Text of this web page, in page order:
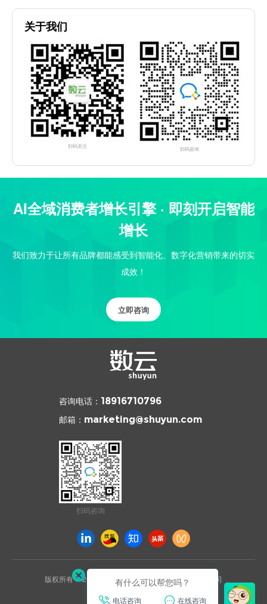
关于我们
扫码关注 扫码咨询
AI全域消费者增长引擎 · 即刻开启智能
增长
我们致力于让所有品牌都能感受到智能化、数字化营销带来的切实
成效！
立即咨询
咨询电话： 18916710796
邮箱： marketing@shuyun.com
扫码咨询
版权所有 © 2026 杭州数云信息技术有限公司上海分公司
沪ICP备2021031892号
有什么可以帮您吗？
电话咨询 在线咨询